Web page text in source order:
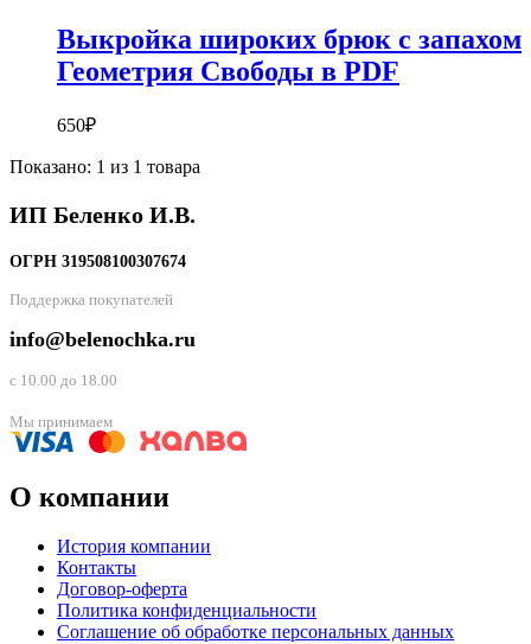
Выкройка широких брюк с запахом
Геометрия Свободы в PDF
650₽
Показано: 1 из 1 товара
ИП Беленко И.В.
ОГРН 319508100307674
Поддержка покупателей
info@belenochka.ru
с 10.00 до 18.00
Мы принимаем
О компании
История компании
Контакты
Договор-оферта
Политика конфиденциальности
Соглашение об обработке персональных данных